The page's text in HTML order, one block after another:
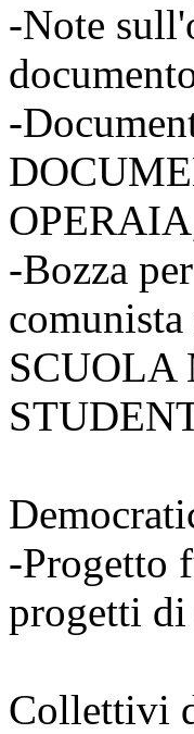
-Note
-
-Bozza
SCUOLA
-Progetto
progetti
Collettivi